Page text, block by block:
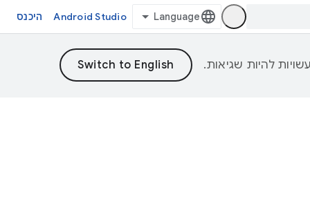
Android Studio היכנס